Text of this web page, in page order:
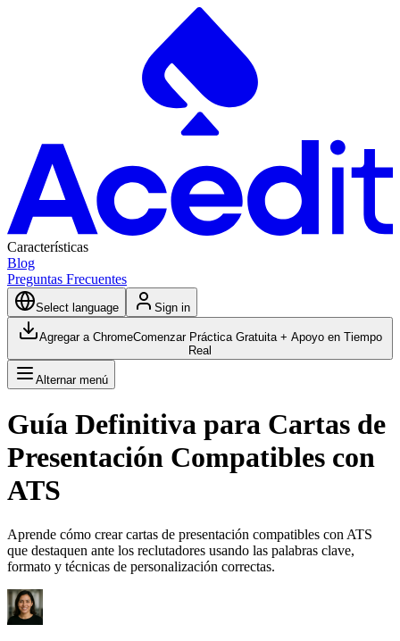
Características
Blog
Preguntas Frecuentes
Select language Sign in
Agregar a ChromeComenzar Práctica Gratuita + Apoyo en Tiempo
Real
Alternar menú
Guía Definitiva para Cartas de
Presentación Compatibles con
ATS
Aprende cómo crear cartas de presentación compatibles con ATS
que destaquen ante los reclutadores usando las palabras clave,
formato y técnicas de personalización correctas.